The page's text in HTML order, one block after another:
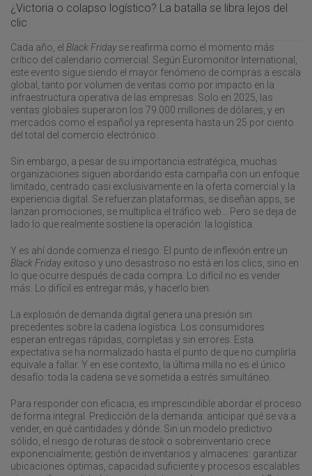
¿Victoria o colapso logístico? La batalla se libra lejos del
clic
Cada año, el Black Fridayse reafirma como el momento más
crítico del calendario comercial. Según Euromonitor International,
este evento sigue siendo el mayor fenómeno de compras a escala
global, tanto por volumen de ventas como por impacto en la
infraestructura operativa de las empresas. Solo en 2025, las
ventas globales superaron los 79.000 millones de dólares, y en
mercados como el español ya representa hasta un 25 por ciento
del total del comercio electrónico.
Sin embargo, a pesar de su importancia estratégica, muchas
organizaciones siguen abordando esta campaña con un enfoque
limitado, centrado casi exclusivamente en la oferta comercial y la
experiencia digital. Se refuerzan plataformas, se diseñan apps, se
lanzan promociones, se multiplica el tráfico web… Pero se deja de
lado lo que realmente sostiene la operación: la logística.
Y es ahí donde comienza el riesgo. El punto de inflexión entre un
Black Friday exitoso y uno desastroso no está en los clics, sino en
lo que ocurre después de cada compra. Lo difícil no es vender
más. Lo difícil es entregar más, y hacerlo bien.
La explosión de demanda digital genera una presión sin
precedentes sobre la cadena logística. Los consumidores
esperan entregas rápidas, completas y sin errores. Esta
expectativa se ha normalizado hasta el punto de que no cumplirla
equivale a fallar. Y en ese contexto, la última milla no es el único
desafío: toda la cadena se ve sometida a estrés simultáneo.
Para responder con eficacia, es imprescindible abordar el proceso
de forma integral. Predicción de la demanda: anticipar qué se va a
vender, en qué cantidades y dónde. Sin un modelo predictivo
sólido, el riesgo de roturas destock o sobreinventario crece
exponencialmente; gestión de inventarios y almacenes: garantizar
ubicaciones óptimas, capacidad suficiente y procesos escalables